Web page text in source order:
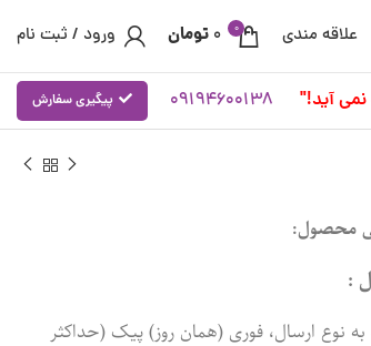
علاقه مندی 0
0 تومان ورود / ثبت نام
09194600138 پیگیری سفارش
محصول:
:
نوع ارسال، فوری (همان روز) پیک (حداکثر